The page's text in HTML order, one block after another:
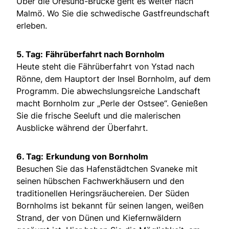
Malmö. Wo Sie die schwedische Gastfreundschaft
erleben.
5. Tag: Fährüberfahrt nach Bornholm
Heute steht die Fährüberfahrt von Ystad nach
Rönne, dem Hauptort der Insel Bornholm, auf dem
Programm. Die abwechslungsreiche Landschaft
macht Bornholm zur „Perle der Ostsee“. Genießen
Sie die frische Seeluft und die malerischen
Ausblicke während der Überfahrt.
6. Tag: Erkundung von Bornholm
Besuchen Sie das Hafenstädtchen Svaneke mit
seinen hübschen Fachwerkhäusern und den
traditionellen Heringsräuchereien. Der Süden
Bornholms ist bekannt für seinen langen, weißen
Strand, der von Dünen und Kiefernwäldern